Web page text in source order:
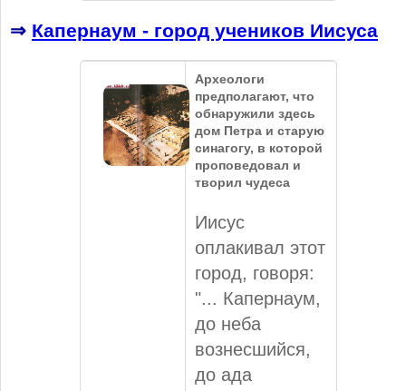
⇒ Капернаум - город учеников Иисуса
Археологи
предполагают, что
обнаружили здесь
дом Петра и старую
синагогу, в которой
проповедовал и
творил чудеса
Иисус
оплакивал этот
город, говоря:
"... Капернаум,
до неба
вознесшийся,
до ада